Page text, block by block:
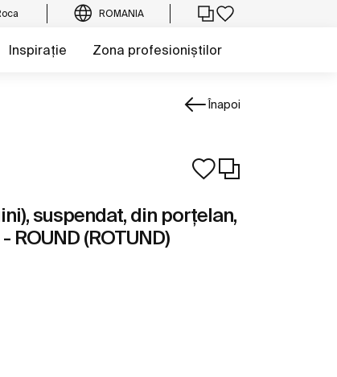
ROMANIA
Inspirație Zona profesioniștilor
Înapoi
suspendat, din porțelan,
(ROTUND)